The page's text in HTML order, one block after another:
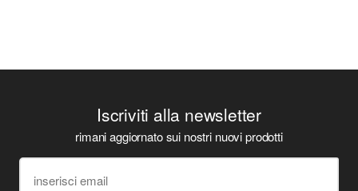
Iscriviti alla newsletter
rimani aggiornato sui nostri nuovi prodotti